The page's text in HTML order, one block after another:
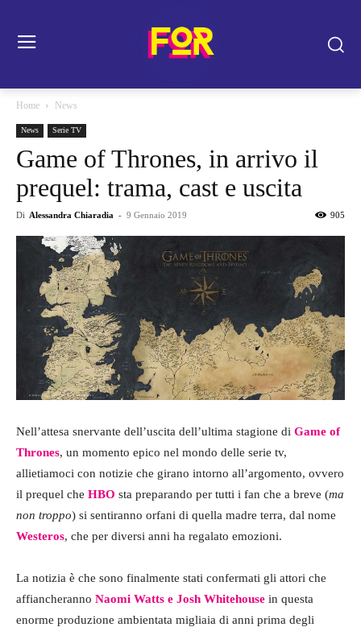
Home News
News Serie TV
Game of Thrones, in arrivo il
prequel: trama, cast e uscita
Di Alessandra Chiaradia - 9 Gennaio 2019 905
Nell’attesa snervante dell’uscita dell’ultima stagione di Game of
Thrones, un momento epico nel mondo delle serie tv,
allietiamoci con notizie che girano intorno all’argomento, ovvero
il prequel che HBO sta preparando per tutti i fan che a breve (ma
non troppo) si sentiranno orfani di quella madre terra, dal nome
Westeros, che per diversi anni ha regalato emozioni.
La notizia è che sono finalmente stati confermati gli attori che
affiancheranno Naomi Watts e Josh Whitehouse in questa
enorme produzione ambientata migliaia di anni prima degli